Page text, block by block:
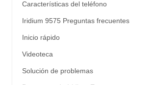
Características del teléfono
Iridium 9575 Preguntas frecuentes
Inicio rápido
Videoteca
Solución de problemas